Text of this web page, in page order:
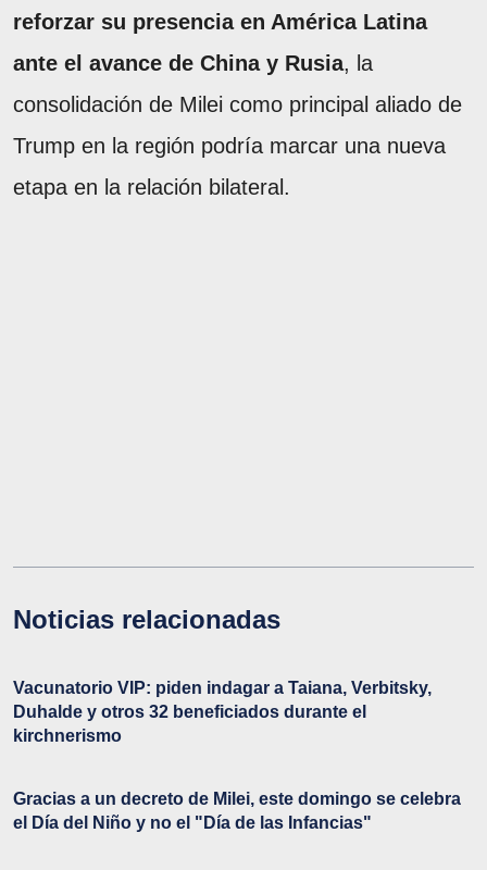
reforzar su presencia en América Latina
ante el avance de China y Rusia, la
consolidación de Milei como principal aliado de
Trump en la región podría marcar una nueva
etapa en la relación bilateral.
Noticias relacionadas
Vacunatorio VIP: piden indagar a Taiana, Verbitsky,
Duhalde y otros 32 beneficiados durante el
kirchnerismo
Gracias a un decreto de Milei, este domingo se celebra
el Día del Niño y no el "Día de las Infancias"